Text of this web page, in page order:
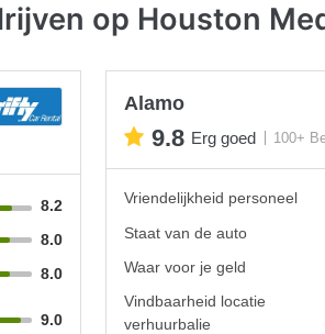
op Houston
8.2
8.0
8.0
9.0
Alamo
9.8 Erg goed 100+
Vriendelijkheid personeel
Staat van de auto
Waar voor je geld
Vindbaarheid locatie
verhuurbalie